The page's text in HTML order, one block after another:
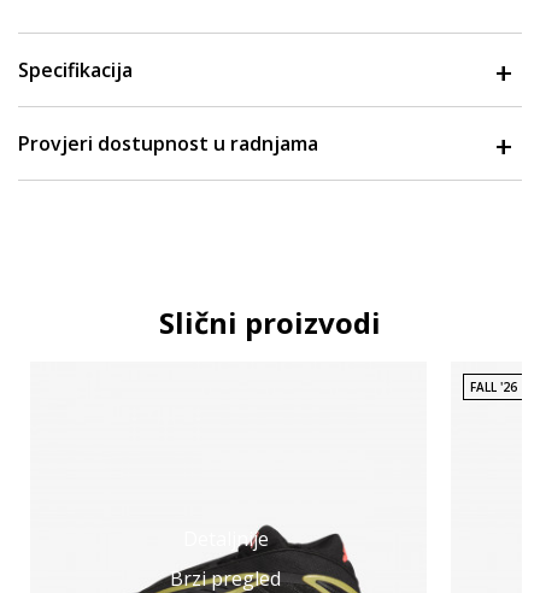
Specifikacija
Provjeri dostupnost u radnjama
Slični proizvodi
Detaljnije
Brzi pregled
FALL '26